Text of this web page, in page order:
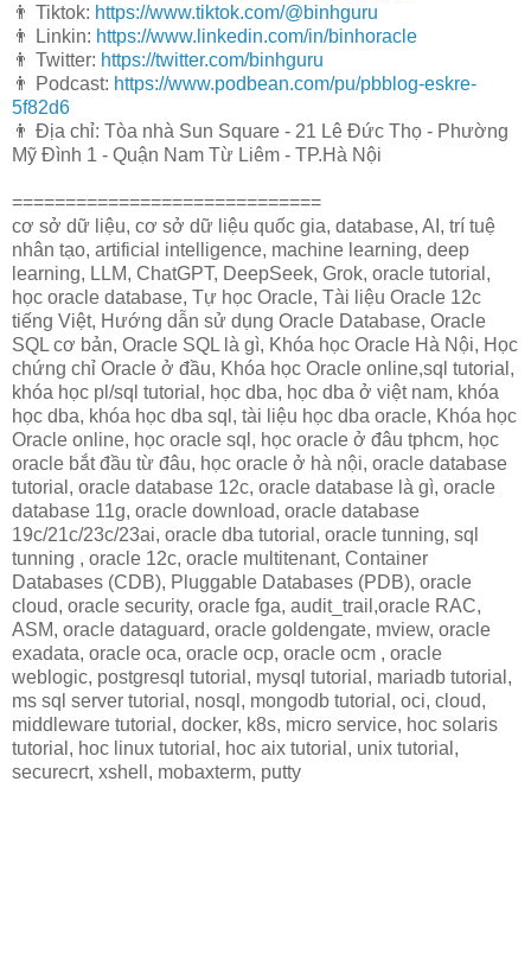
👨 Tiktok: https://www.tiktok.com/@binhguru
👨 Linkin: https://www.linkedin.com/in/binhoracle
👨 Twitter: https://twitter.com/binhguru
👨 Podcast: https://www.podbean.com/pu/pbblog-eskre-
5f82d6
👨 Địa chỉ: Tòa nhà Sun Square - 21 Lê Đức Thọ - Phường
Mỹ Đình 1 - Quận Nam Từ Liêm - TP.Hà Nội
=============================
cơ sở dữ liệu, cơ sở dữ liệu quốc gia, database, AI, trí tuệ
nhân tạo, artificial intelligence, machine learning, deep
learning, LLM, ChatGPT, DeepSeek, Grok, oracle tutorial,
học oracle database, Tự học Oracle, Tài liệu Oracle 12c
tiếng Việt, Hướng dẫn sử dụng Oracle Database, Oracle
SQL cơ bản, Oracle SQL là gì, Khóa học Oracle Hà Nội, Học
chứng chỉ Oracle ở đầu, Khóa học Oracle online,sql tutorial,
khóa học pl/sql tutorial, học dba, học dba ở việt nam, khóa
học dba, khóa học dba sql, tài liệu học dba oracle, Khóa học
Oracle online, học oracle sql, học oracle ở đâu tphcm, học
oracle bắt đầu từ đâu, học oracle ở hà nội, oracle database
tutorial, oracle database 12c, oracle database là gì, oracle
database 11g, oracle download, oracle database
19c/21c/23c/23ai, oracle dba tutorial, oracle tunning, sql
tunning , oracle 12c, oracle multitenant, Container
Databases (CDB), Pluggable Databases (PDB), oracle
cloud, oracle security, oracle fga, audit_trail,oracle RAC,
ASM, oracle dataguard, oracle goldengate, mview, oracle
exadata, oracle oca, oracle ocp, oracle ocm , oracle
weblogic, postgresql tutorial, mysql tutorial, mariadb tutorial,
ms sql server tutorial, nosql, mongodb tutorial, oci, cloud,
middleware tutorial, docker, k8s, micro service, hoc solaris
tutorial, hoc linux tutorial, hoc aix tutorial, unix tutorial,
securecrt, xshell, mobaxterm, putty